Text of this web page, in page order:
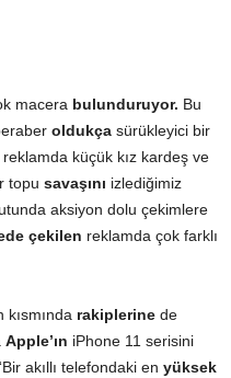
macera bulunduruyor. Bu
oldukça sürükleyici bir
küçük kız kardeş ve
topu savaşını izlediğimiz
aksiyon dolu çekimlere
çekilen reklamda çok farklı
kısmında rakiplerine de
Apple’ın iPhone 11 serisini
akıllı telefondaki en yüksek